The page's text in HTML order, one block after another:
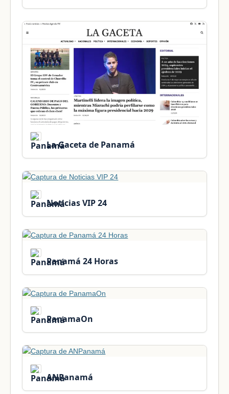
La Gaceta de Panamá
Noticias VIP 24
Panamá 24 Horas
PanamaOn
ANPanamá